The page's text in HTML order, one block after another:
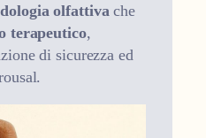
olfattiva che
terapeutico,
di sicurezza ed